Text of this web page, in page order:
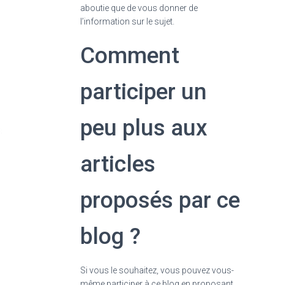
aboutie que de vous donner de
l’information sur le sujet.
Comment
participer un
peu plus aux
articles
proposés par ce
blog ?
Si vous le souhaitez, vous pouvez vous-